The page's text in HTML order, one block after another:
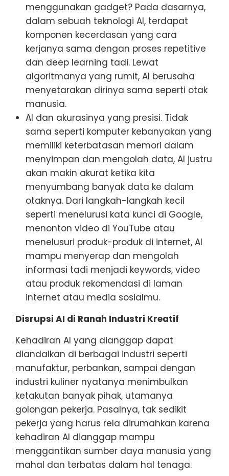
menggunakan gadget? Pada dasarnya,
dalam sebuah teknologi AI, terdapat
komponen kecerdasan yang cara
kerjanya sama dengan proses repetitive
dan deep learning tadi. Lewat
algoritmanya yang rumit, AI berusaha
menyetarakan dirinya sama seperti otak
manusia.
AI dan akurasinya yang presisi. Tidak
sama seperti komputer kebanyakan yang
memiliki keterbatasan memori dalam
menyimpan dan mengolah data, AI justru
akan makin akurat ketika kita
menyumbang banyak data ke dalam
otaknya. Dari langkah-langkah kecil
seperti menelurusi kata kunci di Google,
menonton video di YouTube atau
menelusuri produk-produk di internet, AI
mampu menyerap dan mengolah
informasi tadi menjadi keywords, video
atau produk rekomendasi di laman
internet atau media sosialmu.
Disrupsi AI di Ranah Industri Kreatif
Kehadiran AI yang dianggap dapat
diandalkan di berbagai industri seperti
manufaktur, perbankan, sampai dengan
industri kuliner nyatanya menimbulkan
ketakutan banyak pihak, utamanya
golongan pekerja. Pasalnya, tak sedikit
pekerja yang harus rela dirumahkan karena
kehadiran AI dianggap mampu
menggantikan sumber daya manusia yang
mahal dan terbatas dalam hal tenaga.